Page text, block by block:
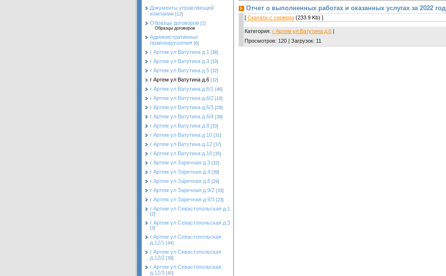
Документы управляющей
компании [12]
Образцы договоров [1]
Образцы договоров
Административные
правонарушения [6]
г Артем ул Ватутина д.1 [36]
г Артем ул Ватутина д.3 [33]
г Артем ул Ватутина д.5 [32]
г Артем ул Ватутина д.6 [32]
г Артем ул Ватутина д.6/1 [46]
г Артем ул Ватутина д.6/2 [19]
г Артем ул Ватутина д.6/3 [29]
г Артем ул Ватутина д.6/4 [39]
г Артем ул Ватутина д.8 [33]
г Артем ул Ватутина д.10 [31]
г Артем ул Ватутина д.12 [37]
г Артем ул Ватутина д.16 [35]
г Артем ул Заречная д.3 [32]
г Артем ул Заречная д.4 [39]
г Артем ул Заречная д.8 [29]
г Артем ул Заречная д.9/2 [33]
г Артем ул Заречная д.9/3 [23]
г Артем ул Севастопольская д.1
[2]
г Артем ул Севастопольская д.3
[3]
г Артем ул Севастопольская
д.12/1 [44]
г Артем ул Севастопольская
д.12/2 [39]
г Артем ул Севастопольская
д.12/3 [40]
Отчет о выполненных работах и оказанных услугах за 2022 год
[ Скачать с сервера (233.9 Kb) ]
Категория: г Артем ул Ватутина д.6 |
Просмотров: 120 | Загрузок: 11